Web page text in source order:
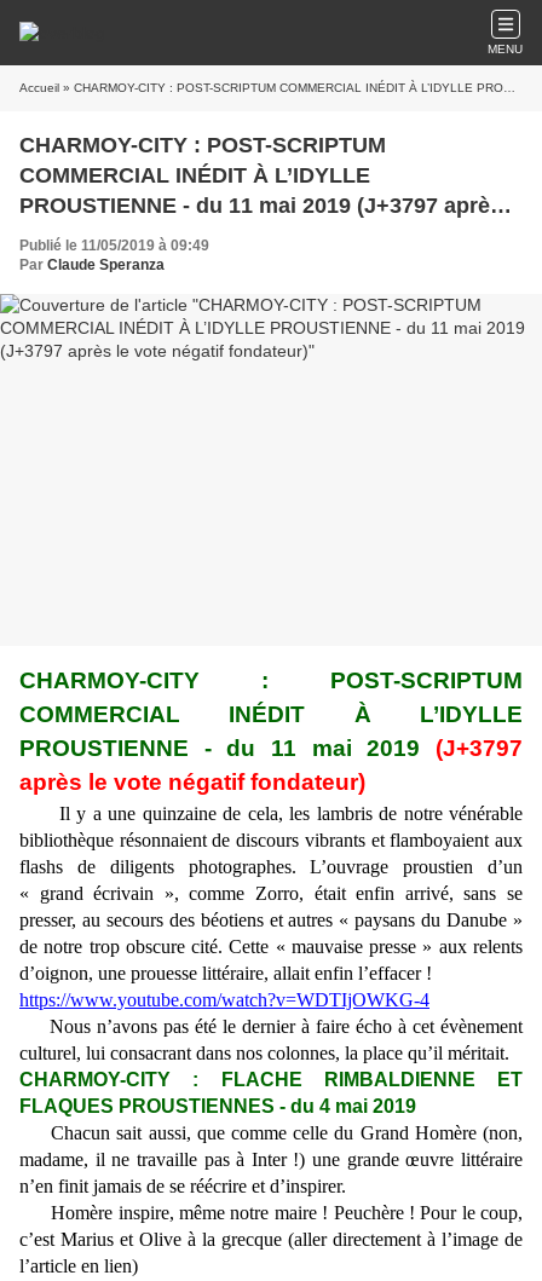
MENU
Accueil » CHARMOY-CITY : POST-SCRIPTUM COMMERCIAL INÉDIT À L’IDYLLE PROUSTIENNE - du 11 mai 2019 (J+3797 après le vote négatif fondateur)
CHARMOY-CITY : POST-SCRIPTUM
COMMERCIAL INÉDIT À L’IDYLLE
PROUSTIENNE - du 11 mai 2019 (J+3797 après
le vote négatif fondateur)
Publié le 11/05/2019 à 09:49
Par Claude Speranza
CHARMOY-CITY : POST-SCRIPTUM
COMMERCIAL INÉDIT À L’IDYLLE
PROUSTIENNE - du 11 mai 2019 (J+3797
après le vote négatif fondateur)
Il y a une quinzaine de cela, les lambris de notre vénérable
bibliothèque résonnaient de discours vibrants et flamboyaient aux
flashs de diligents photographes. L’ouvrage proustien d’un
« grand écrivain », comme Zorro, était enfin arrivé, sans se
presser, au secours des béotiens et autres « paysans du Danube »
de notre trop obscure cité. Cette « mauvaise presse » aux relents
d’oignon, une prouesse littéraire, allait enfin l’effacer !
https://www.youtube.com/watch?v=WDTIjOWKG-4
Nous n’avons pas été le dernier à faire écho à cet évènement
culturel, lui consacrant dans nos colonnes, la place qu’il méritait.
CHARMOY-CITY : FLACHE RIMBALDIENNE ET
FLAQUES PROUSTIENNES - du 4 mai 2019
Chacun sait aussi, que comme celle du Grand Homère (non,
madame, il ne travaille pas à Inter !) une grande œuvre littéraire
n’en finit jamais de se réécrire et d’inspirer.
Homère inspire, même notre maire ! Peuchère ! Pour le coup,
c’est Marius et Olive à la grecque (aller directement à l’image de
l’article en lien)